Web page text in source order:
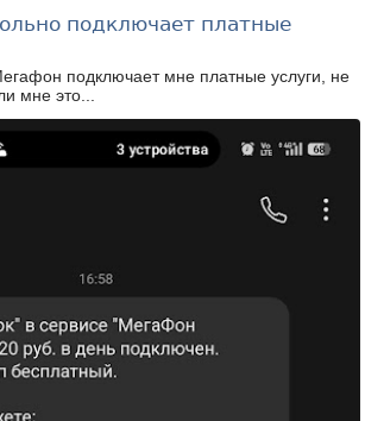
подключает платные
подключает мне платные услуги, не
мне это...